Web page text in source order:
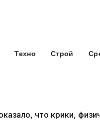
Техно Строй